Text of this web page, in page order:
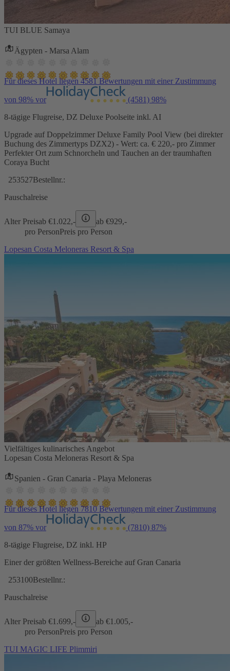
TUI BLUE Samaya
Ägypten - Marsa Alam
Für dieses Hotel liegen 4581 Bewertungen mit einer Zustimmung
von 98% vor (4581) 98%
8-tägige Flugreise, DZ Deluxe Poolseite inkl. AI
Upgrade auf Doppelzimmer Deluxe Family Pool View (bei direkter
Buchung des Zimmertyps DZX2) - Wert: ca. € 220,- pro Zimmer
Perfekter Ort zum Schnorcheln und Tauchen an der traumhaften
Coraya Bucht
253527Bestellnr.:
Pauschalreise
Alter Preisab €1.022,- ab €929,-
pro PersonPreis pro Person
Lopesan Costa Meloneras Resort & Spa
Vielfältiges kulinarisches Angebot
Lopesan Costa Meloneras Resort & Spa
Spanien - Gran Canaria - Playa Meloneras
Für dieses Hotel liegen 7810 Bewertungen mit einer Zustimmung
von 87% vor (7810) 87%
8-tägige Flugreise, DZ inkl. HP
Einer der größten Wellness-Bereiche auf Gran Canaria
253100Bestellnr.:
Pauschalreise
Alter Preisab €1.699,- ab €1.005,-
pro PersonPreis pro Person
TUI MAGIC LIFE Plimmiri